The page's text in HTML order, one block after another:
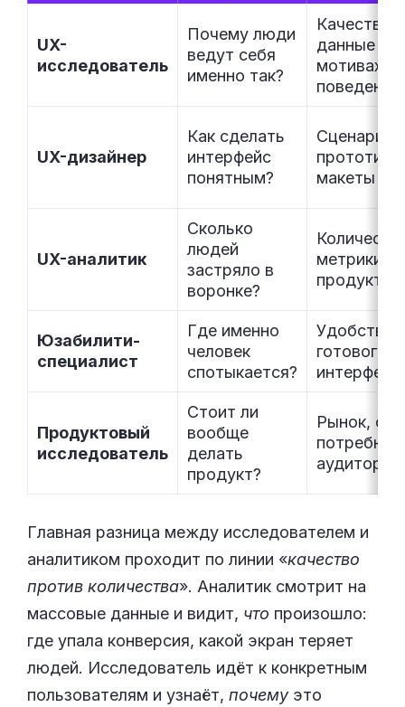
UX-
исследователь
Почему люди
ведут себя
именно так?
данные о
мотивах и
поведении
UX-дизайнер
Как сделать
интерфейс
понятным?
Сценарии,
макеты в
UX-аналитик
Сколько
людей
застряло в
воронке?
метрики
продукта
Юзабилити-
специалист
Где именно
человек
спотыкается?
Удобство
готового
Продуктовый
исследователь
Стоит ли
вообще
делать
продукт?
Рынок,
аудитории
Главная разница между исследователем и
аналитиком проходит по линии «качество
против количества». Аналитик смотрит на
массовые данные и видит, что произошло:
где упала конверсия, какой экран теряет
людей. Исследователь идёт к конкретным
пользователям и узнаёт, почемуэто